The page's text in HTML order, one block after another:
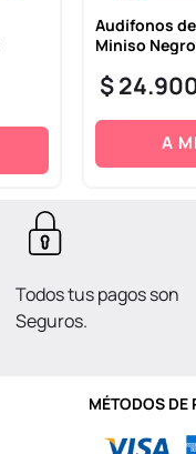
Audífonos
Miniso Negro
$24.
A
Todos tus pagos son
Seguros.
MÉTODOS DE